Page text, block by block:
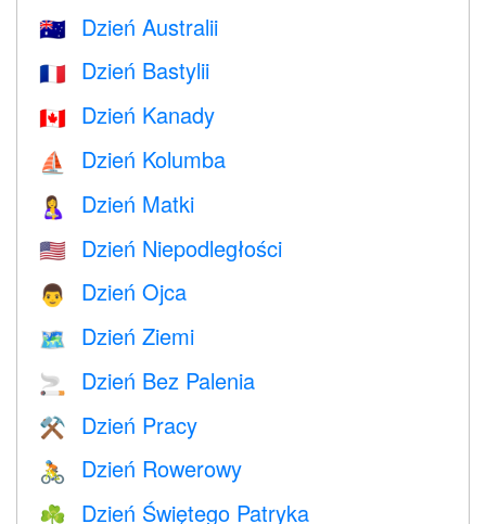
🇦🇺 Dzień Australii
🇫🇷 Dzień Bastylii
🇨🇦 Dzień Kanady
⛵️ Dzień Kolumba
🤱 Dzień Matki
🇺🇸 Dzień Niepodległości
👨 Dzień Ojca
🗺️ Dzień Ziemi
🚬 Dzień Bez Palenia
⚒️ Dzień Pracy
🚴 Dzień Rowerowy
☘️ Dzień Świętego Patryka